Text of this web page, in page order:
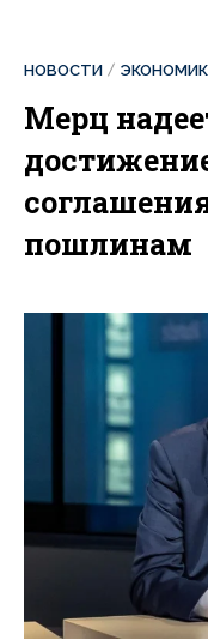
НОВОСТИ
Мерц
пошлинам